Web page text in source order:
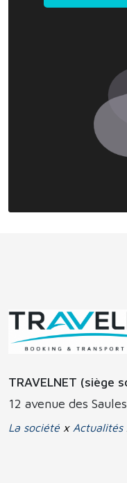
TRAVELNET (siège
12 avenue des
La société x Actualités